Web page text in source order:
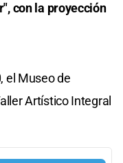
con la proyección
el Museo de
Artístico Integral